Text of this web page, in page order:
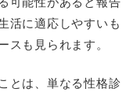
活に適応しやすいも
も見られます。
とは、単なる性格診